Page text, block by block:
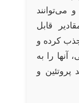
می‌توانند
قابل
کرده و
آنها را به
پروتئین و